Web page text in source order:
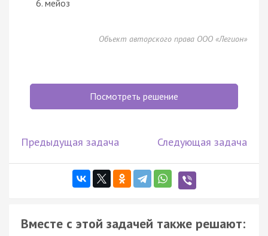
мейоз
Объект авторского права ООО «Легион»
Посмотреть решение
Предыдущая задача Следующая задача
Вместе с этой задачей также решают: